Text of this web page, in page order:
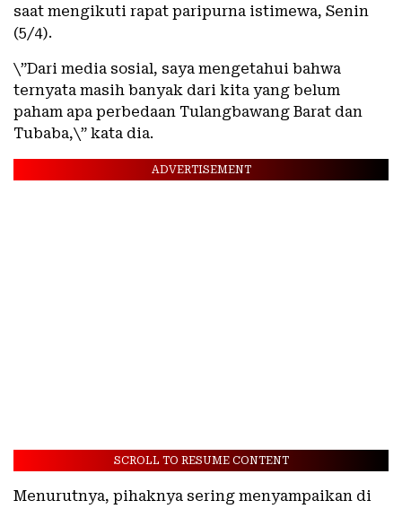
saat mengikuti rapat paripurna istimewa, Senin
(5/4).
\”Dari media sosial, saya mengetahui bahwa
ternyata masih banyak dari kita yang belum
paham apa perbedaan Tulangbawang Barat dan
Tubaba,\” kata dia.
ADVERTISEMENT
SCROLL TO RESUME CONTENT
Menurutnya, pihaknya sering menyampaikan di